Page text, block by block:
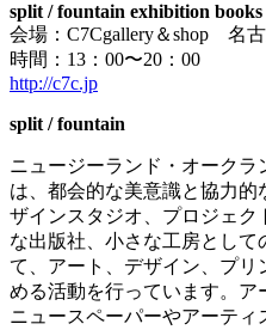
split / fountain exhibition
会場：C7Cgallery＆shop 名
時間：13：00〜20：00
http://c7c.jp
split / fountain
ニュージーランド・オークラ
は、都会的な美意識と協力
ザインスタジオ、プロジェ
な出版社、小さな工房とし
て、アート、デザイン、プ
める活動を行っています。
ニュースペーパーやアーティ